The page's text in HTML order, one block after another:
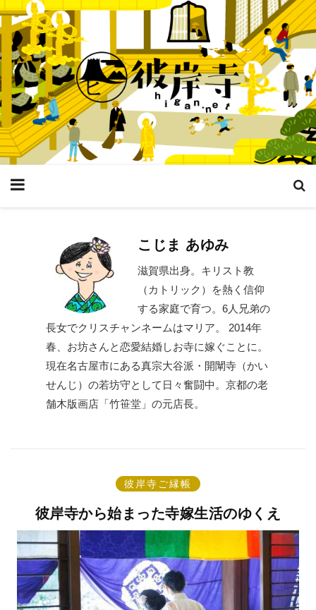
こじま あゆみ
滋賀県出身。キリスト教
（カトリック）を熱く信仰
する家庭で育つ。6人兄弟の
長女でクリスチャンネームはマリア。 2014年
春、お坊さんと恋愛結婚しお寺に嫁ぐことに。
現在名古屋市にある真宗大谷派・開闡寺（かい
せんじ）の若坊守として日々奮闘中。京都の老
舗木版画店「竹笹堂」の元店長。
彼岸寺ご縁帳
彼岸寺から始まった寺嫁生活のゆくえ